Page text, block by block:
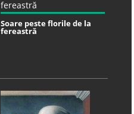
Soare peste florile de la
fereastră